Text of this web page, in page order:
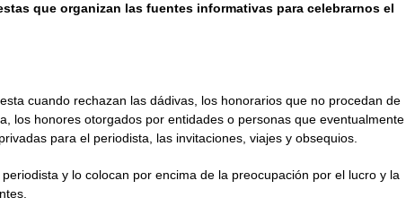
que organizan las fuentes informativas para celebrarnos el
cuando rechazan las dádivas, los honorarios que no procedan de
los honores otorgados por entidades o personas que eventualmente
para el periodista, las invitaciones, viajes y obsequios.
y lo colocan por encima de la preocupación por el lucro y la